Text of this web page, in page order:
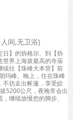
间,无卫浴)
日】的协格尔、到【协
世界上海拔最高的寺庙
续往【珠峰大本营】前
玛峰。晚上，住在珠峰
不彷走出帐篷，享受皎
5200公尺，夜晚常会出
继续放慢您的脚步、